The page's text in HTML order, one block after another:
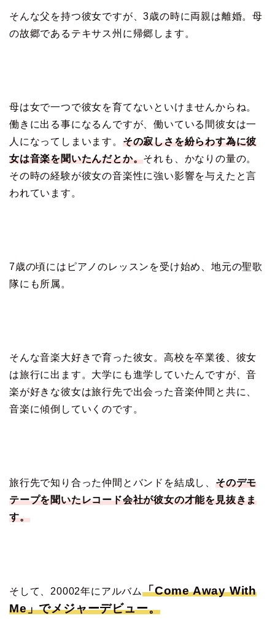
そんな父を持つ彼女ですが、3歳の時に両親は離婚。母
の故郷であるテキサス州に帰郷します。
母は女で一つで彼女を育てないといけませんからね。
働きに出る事になるんですが、働いている間彼女は一
人になってしまいます。 その寂しさを紛らわす為に彼
女は音楽を聞いたんだとか。それも、かなりの量の。
その時の経験が彼女の音楽性に強い影響を与えたと言
われています。
7歳の頃にはピアノのレッスンを受け始め、地元の聖歌
隊にも所属。
そんな音楽大好きで育った彼女。高校を卒業後、彼女
は旅行に出ます。大学にも進学していたんですが、音
楽が好きな彼女は旅行先で出会った音楽仲間と共に、
音楽に傾倒していくのです。
旅行先で知り合った仲間とバンドを結成し、そのデモ
テープを聞いたレコード会社が彼女の才能を見抜きま
す。
そして、20002年にアルバム「Come Away With
Me」でメジャーデビュー。